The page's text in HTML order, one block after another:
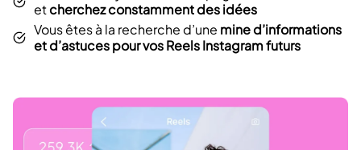
etcherchez constamment des idées
Vous êtes à la recherche d’une mine d’informations
et d’astuces pour vos Reels Instagram futurs